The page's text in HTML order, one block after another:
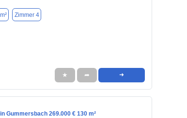
Zimmer 4
★ ➦ ➜
Gummersbach 269.000 € 130 m²